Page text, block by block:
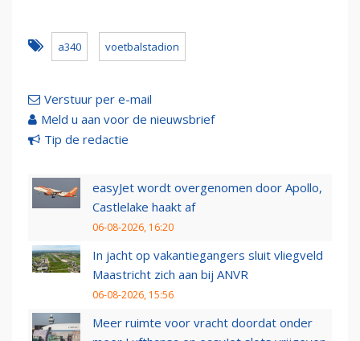
a340 voetbalstadion
Verstuur per e-mail
Meld u aan voor de nieuwsbrief
Tip de redactie
easyJet wordt overgenomen door Apollo,
Castlelake haakt af
06-08-2026, 16:20
In jacht op vakantiegangers sluit vliegveld
Maastricht zich aan bij ANVR
06-08-2026, 15:56
Meer ruimte voor vracht doordat onder